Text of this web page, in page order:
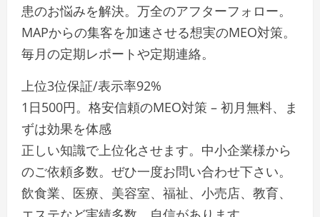
患のお悩みを解決。万全のアフターフォロー。
MAPからの集客を加速させる想実のMEO対策。
毎月の定期レポートや定期連絡。
上位3位保証/表示率92%
1日500円。格安信頼のMEO対策 – 初月無料、ま
ずは効果を体感
正しい知識で上位化させます。中小企業様から
のご依頼多数。ぜひ一度お問い合わせ下さい。
飲食業、医療、美容室、福祉、小売店、教育、